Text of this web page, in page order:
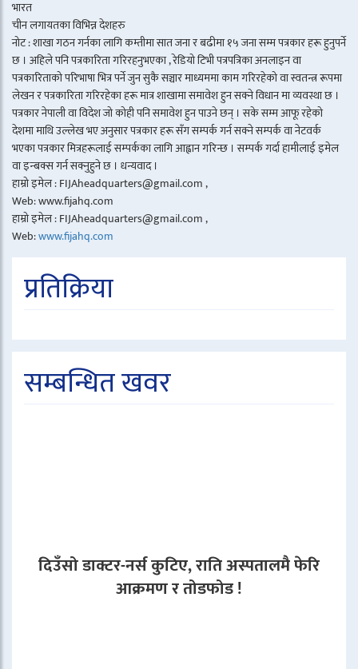
भारत
चीन लगायतका विभिन्न देशहरु
नोट : शाखा गठन गर्नका लागि कम्तीमा सात जना र बढीमा १५ जना सम्म पत्रकार हरू हुनुपर्ने
छ । अहिले पनि पत्रकारिता गरिरहनुभएका , रेडियो टिभी पत्रपत्रिका अनलाइन वा
पत्रकारिताको परिभाषा भित्र पर्ने जुन सुकै सञ्चार माध्यममा काम गरिरहेको वा स्वतन्त्र रूपमा
लेखन र पत्रकारिता गरिरहेका हरू मात्र शाखामा समावेश हुन सक्ने विधान मा व्यवस्था छ ।
पत्रकार नेपाली वा विदेश जो कोही पनि समावेश हुन पाउने छन् । सके सम्म आफू रहेको
देशमा माथि उल्लेख भए अनुसार पत्रकार हरू सँग सम्पर्क गर्न सक्ने सम्पर्क वा नेटवर्क
भएका पत्रकार मित्रहरूलाई सम्पर्कका लागि आह्वान गरिन्छ । सम्पर्क गर्दा हामीलाई इमेल
वा इन्बक्स गर्न सक्नुहुने छ । धन्यवाद ।
हाम्रो इमेल : FIJAheadquarters@gmail.com ,
Web: www.fijahq.com
हाम्रो इमेल : FIJAheadquarters@gmail.com ,
Web:www.fijahq.com
प्रतिक्रिया
सम्बन्धित खवर
दिउँसो डाक्टर-नर्स कुटिए, राति अस्पतालमै फेरि
आक्रमण र तोडफोड !